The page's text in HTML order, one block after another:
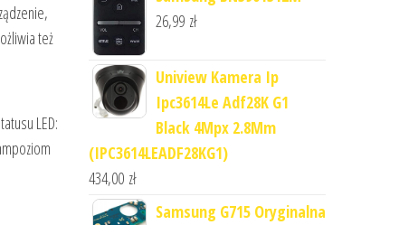
też
LED:
26,99 zł
Uniview Kamera Ip
Ipc3614Le Adf28K G1
Black 4Mpx 2.8Mm
(IPC3614LEADF28KG1)
434,00 zł
Samsung G715 Oryginalna